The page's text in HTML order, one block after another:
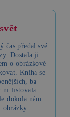
čas předal své
Dostala ji
o obrázkové
Kniha se
ba
ní listovala.
dokola nám